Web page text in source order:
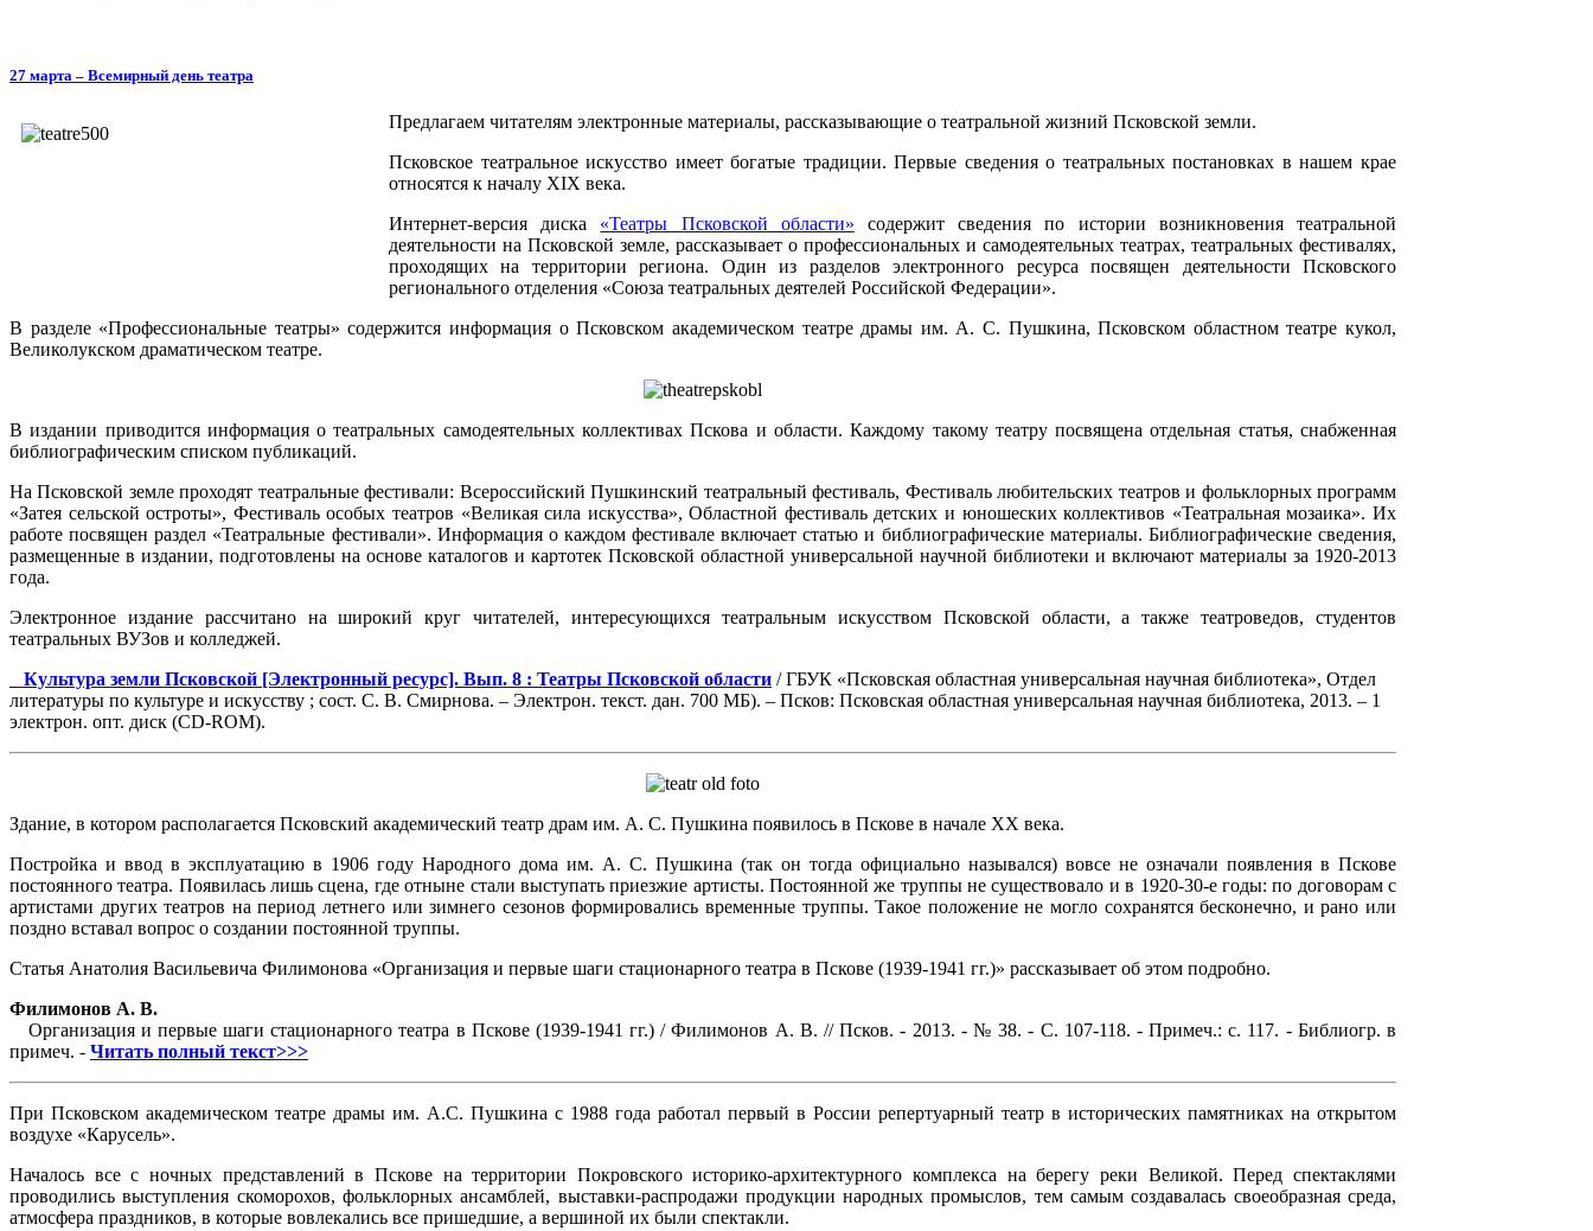
27 марта – Всемирный день театра
Предлагаем читателям электронные материалы, рассказывающие о театральной жизний Псковской земли.
Псковское театральное искусство имеет богатые традиции. Первые сведения о театральных постановках в нашем крае
относятся к началу ХIХ века.
Интернет-версия диска «Театры Псковской области» содержит сведения по истории возникновения театральной
деятельности на Псковской земле, рассказывает о профессиональных и самодеятельных театрах, театральных фестивалях,
проходящих на территории региона. Один из разделов электронного ресурса посвящен деятельности Псковского
регионального отделения «Союза театральных деятелей Российской Федерации».
В разделе «Профессиональные театры» содержится информация о Псковском академическом театре драмы им. А. С. Пушкина, Псковском областном театре кукол,
Великолукском драматическом театре.
В издании приводится информация о театральных самодеятельных коллективах Пскова и области. Каждому такому театру посвящена отдельная статья, снабженная
библиографическим списком публикаций.
На Псковской земле проходят театральные фестивали: Всероссийский Пушкинский театральный фестиваль, Фестиваль любительских театров и фольклорных программ
«Затея сельской остроты», Фестиваль особых театров «Великая сила искусства», Областной фестиваль детских и юношеских коллективов «Театральная мозаика». Их
работе посвящен раздел «Театральные фестивали». Информация о каждом фестивале включает статью и библиографические материалы. Библиографические сведения,
размещенные в издании, подготовлены на основе каталогов и картотек Псковской областной универсальной научной библиотеки и включают материалы за 1920-2013
года.
Электронное издание рассчитано на широкий круг читателей, интересующихся театральным искусством Псковской области, а также театроведов, студентов
театральных ВУЗов и колледжей.
Культура земли Псковской [Электронный ресурс]. Вып. 8 : Театры Псковской области / ГБУК «Псковская областная универсальная научная библиотека», Отдел
литературы по культуре и искусству ; сост. С. В. Смирнова. – Электрон. текст. дан. 700 МБ). – Псков: Псковская областная универсальная научная библиотека, 2013. – 1
электрон. опт. диск (CD-ROM).
Здание, в котором располагается Псковский академический театр драм им. А. С. Пушкина появилось в Пскове в начале XX века.
Постройка и ввод в эксплуатацию в 1906 году Народного дома им. А. С. Пушкина (так он тогда официально назывался) вовсе не означали появления в Пскове
постоянного театра. Появилась лишь сцена, где отныне стали выступать приезжие артисты. Постоянной же труппы не существовало и в 1920-30-е годы: по договорам с
артистами других театров на период летнего или зимнего сезонов формировались временные труппы. Такое положение не могло сохранятся бесконечно, и рано или
поздно вставал вопрос о создании постоянной труппы.
Статья Анатолия Васильевича Филимонова «Организация и первые шаги стационарного театра в Пскове (1939-1941 гг.)» рассказывает об этом подробно.
Филимонов А. В.
Организация и первые шаги стационарного театра в Пскове (1939-1941 гг.) / Филимонов А. В. // Псков. - 2013. - № 38. - С. 107-118. - Примеч.: с. 117. - Библиогр. в
примеч. - Читать полный текст>>>
При Псковском академическом театре драмы им. А.С. Пушкина с 1988 года работал первый в России репертуарный театр в исторических памятниках на открытом
воздухе «Карусель».
Началось все с ночных представлений в Пскове на территории Покровского историко-архитектурного комплекса на берегу реки Великой. Перед спектаклями
проводились выступления скоморохов, фольклорных ансамблей, выставки-распродажи продукции народных промыслов, тем самым создавалась своеобразная среда,
атмосфера праздников, в которые вовлекались все пришедшие, а вершиной их были спектакли.